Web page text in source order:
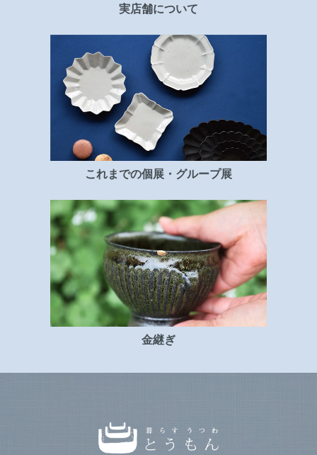
実店舗について
これまでの個展・グループ展
金継ぎ